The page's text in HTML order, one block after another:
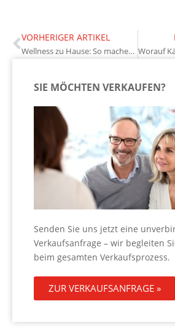
VORHERIGER ARTIKEL
Wellness zu Hause: So machen Eigentümer mehr aus ihrem Badezimmer
SIE MÖCHTEN VERKAUFEN?
Senden Sie uns jetzt eine
Verkaufsanfrage – wir begleiten
beim gesamten Verkaufsprozess.
ZUR VERKAUFSANFRAGE »